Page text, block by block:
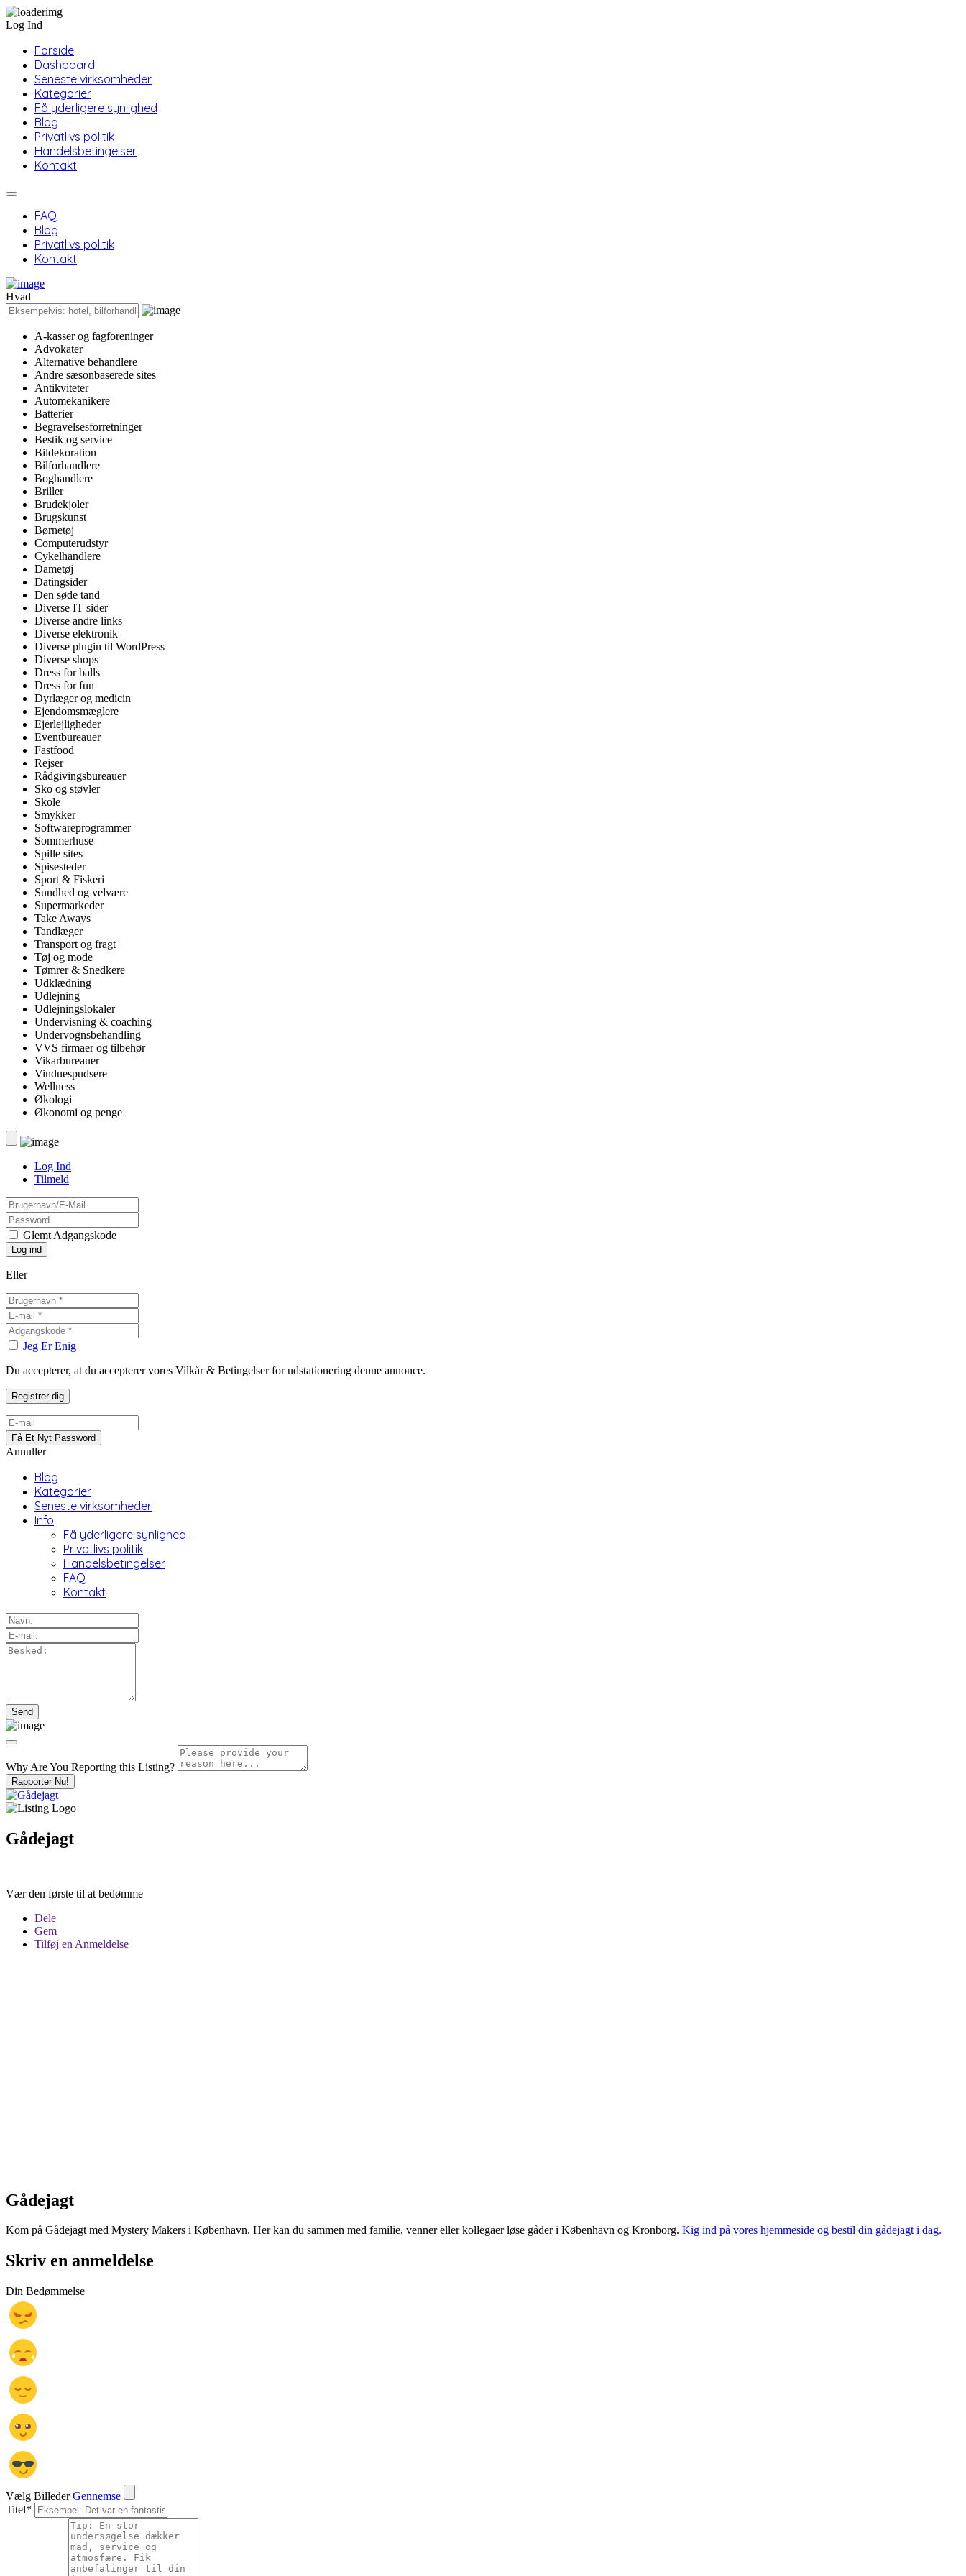
Log Ind
Forside
Dashboard
Seneste virksomheder
Kategorier
Få yderligere synlighed
Blog
Privatlivs politik
Handelsbetingelser
Kontakt
FAQ
Blog
Privatlivs politik
Kontakt
Hvad
A-kasser og fagforeninger
Advokater
Alternative behandlere
Andre sæsonbaserede sites
Antikviteter
Automekanikere
Batterier
Begravelsesforretninger
Bestik og service
Bildekoration
Bilforhandlere
Boghandlere
Briller
Brudekjoler
Brugskunst
Børnetøj
Computerudstyr
Cykelhandlere
Dametøj
Datingsider
Den søde tand
Diverse IT sider
Diverse andre links
Diverse elektronik
Diverse plugin til WordPress
Diverse shops
Dress for balls
Dress for fun
Dyrlæger og medicin
Ejendomsmæglere
Ejerlejligheder
Eventbureauer
Fastfood
Rejser
Rådgivingsbureauer
Sko og støvler
Skole
Smykker
Softwareprogrammer
Sommerhuse
Spille sites
Spisesteder
Sport & Fiskeri
Sundhed og velvære
Supermarkeder
Take Aways
Tandlæger
Transport og fragt
Tøj og mode
Tømrer & Snedkere
Udklædning
Udlejning
Udlejningslokaler
Undervisning & coaching
Undervognsbehandling
VVS firmaer og tilbehør
Vikarbureauer
Vinduespudsere
Wellness
Økologi
Økonomi og penge
Log Ind
Tilmeld
Glemt Adgangskode
Eller
Jeg Er Enig
Du accepterer, at du accepterer vores Vilkår & Betingelser for udstationering denne annonce.
Annuller
Blog
Kategorier
Seneste virksomheder
Info
Få yderligere synlighed
Privatlivs politik
Handelsbetingelser
FAQ
Kontakt
Why Are You Reporting this Listing?
Rapporter Nu!
Gådejagt
Vær den første til at bedømme
Dele
Gem
Tilføj en Anmeldelse
Gådejagt
Kom på Gådejagt med Mystery Makers i København. Her kan du sammen med familie, venner eller kollegaer løse gåder i København og Kronborg. Kig ind på vores hjemmeside og bestil din gådejagt i dag.
Skriv en anmeldelse
Din Bedømmelse
Vælg Billeder Gennemse
Titel*